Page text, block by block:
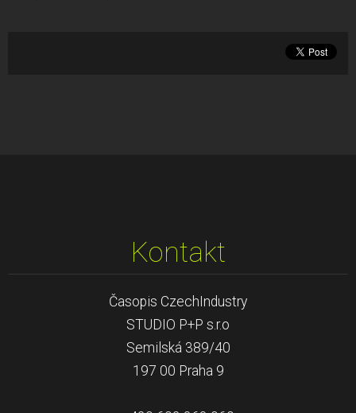
Kontakt
Časopis CzechIndustry
STUDIO P+P s.r.o
Semilská 389/40
197 00 Praha 9